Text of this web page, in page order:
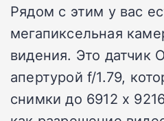
Рядом с этим у вас
мегапиксельная
видения. Это датчик
апертурой f/1.79,
снимки до 6912 x